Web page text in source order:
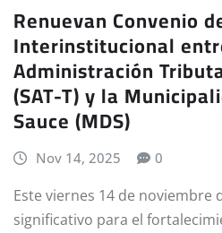
Renuevan Convenio
Interinstitucional
Administración
(SAT-T) y la
Sauce (MDS)
Nov 14, 2025 0
Este viernes 14 de noviembre
significativo para el